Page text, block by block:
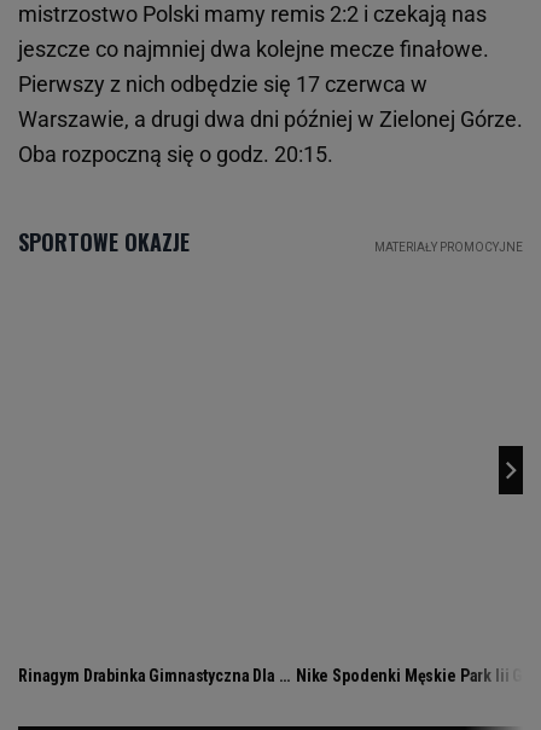
mistrzostwo Polski mamy remis 2:2 i czekają nas
jeszcze co najmniej dwa kolejne mecze finałowe.
Pierwszy z nich odbędzie się 17 czerwca w
Warszawie, a drugi dwa dni później w Zielonej Górze.
Oba rozpoczną się o godz. 20:15.